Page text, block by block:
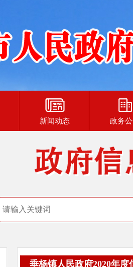
新闻动态 政务
垂杨镇人民政府2020年度